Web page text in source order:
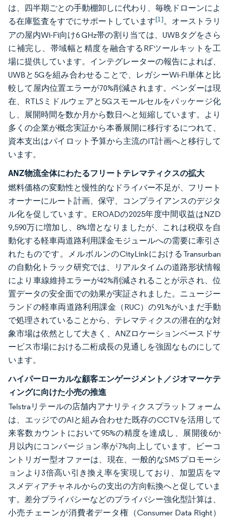
は、四半期ごとの手動棚卸しに代わり、毎晩ドローンによ
る在庫監査をすでにサポートしています[1]。オーストラリ
アの屋内Wi-Fi向け6 GHz帯の割り当ては、UWBタグをさら
に補完し、帯域幅と精度を融合するRFツールキットを工
場に提供しています。インテグレーターの報告によれば、
UWBと5Gを組み合わせることで、レガシーWi-Fi単体と比
較して屋内位置エラーが70%削減されます。ベンダーは現
在、RTLSミドルウェアと5Gスモールセルをパッケージ化
し、展開時間を数か月から数日へと短縮しています。より
多くの企業が概念実証から本番展開に移行するにつれて、
資本支出はパイロット予算から主流のIT計画へと移行して
います。
ANZ物流全体にわたるフリートテレマティクスの拡大
燃料価格の変動性と慢性的なドライバー不足が、フリート
オーナーにルート計画、保守、コンプライアンスのデジタ
ル化を促しています。EROADの2025年度中間収益はNZD
9,590万に増加し、8%増となりましたが、これは税収を自
動化する軽車両道路利用課金モジュールへの需要に牽引さ
れたものです。メルボルンのCityLinkにおけるTransurban
の自動化トラック研究では、リアルタイムの道路形状情報
により車線維持エラーが42%削減されることが示され、位
置データの安全面での効果が実証されました。ニュージー
ランドの軽車両道路利用課金（RUC）の91%がいまだ手動
で処理されていることから、テレマティクスの潜在的な対
象市場は依然として大きく、ANZロケーションベースドサ
ービス市場における二桁成長の見通しを強固なものにして
います。
ハイパーローカルな顧客エンゲージメント／ジオマーケテ
ィングに向けた小売の推進
Telstraリテールの店舗内アナリティクスプラットフォーム
は、エッジでのAIと組み合わせた既存のCCTVを活用して
来客数カウントにおいて95%の精度を達成し、展開後6か
月以内にコンバージョン率が7%向上しています。ビーコ
ントリガー型オファーは、現在、一般的なSMSプロモーシ
ョンより3倍高い引き換え率を実現しており、加盟店をマ
スメディアチャネルからの支出の方向転換へと促していま
す。差分プライバシーなどのプライバシー強化型計算は、
小売チェーンが消費者データ権（Consumer Data Right）